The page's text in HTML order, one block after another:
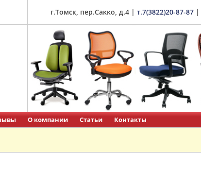
г.Томск, пер.Сакко, д.4 | т.7(3822)20-87-87 |
О компании Статьи Контакты